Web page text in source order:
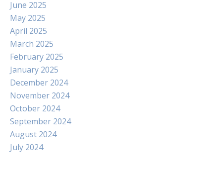
June 2025
May 2025
April 2025
March 2025
February 2025
January 2025
December 2024
November 2024
October 2024
September 2024
August 2024
July 2024